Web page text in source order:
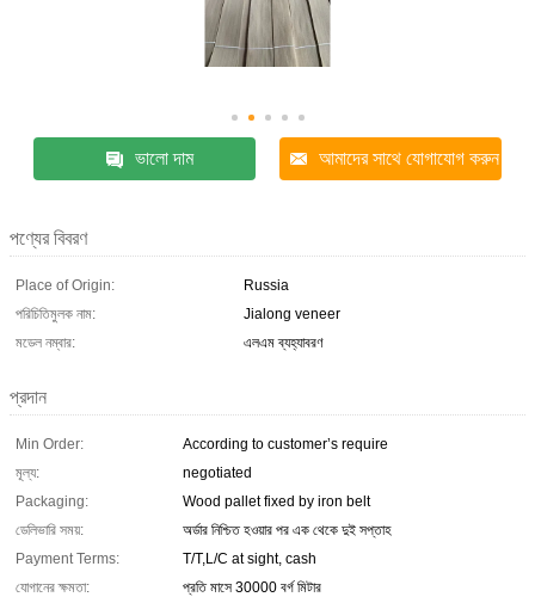
ভালো দাম আমাদের সাথে যোগাযোগ করুন
পণ্যের বিবরণ
Place of Origin:
Russia
পরিচিতিমুলক নাম:
Jialong veneer
মডেল নম্বার:
এলএম ব্যহ্যাবরণ
প্রদান
Min Order:
According to customer’s require
মূল্য:
negotiated
Packaging:
Wood pallet fixed by iron belt
ডেলিভারি সময়:
অর্ডার নিশ্চিত হওয়ার পর এক থেকে দুই সপ্তাহ
Payment Terms:
T/T,L/C at sight, cash
যোগানের ক্ষমতা:
প্রতি মাসে 30000 বর্গ মিটার